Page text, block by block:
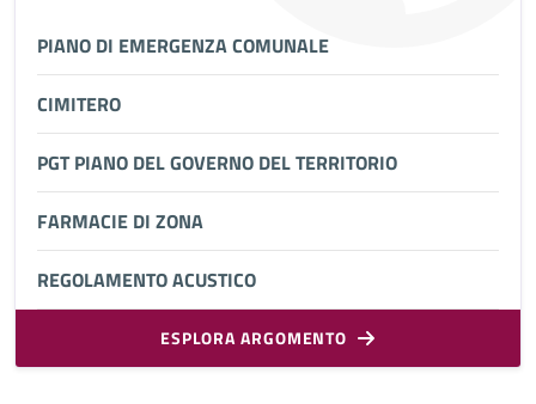
pertinenza.
PIANO DI EMERGENZA COMUNALE
CIMITERO
PGT PIANO DEL GOVERNO DEL TERRITORIO
FARMACIE DI ZONA
REGOLAMENTO ACUSTICO
ESPLORA ARGOMENTO